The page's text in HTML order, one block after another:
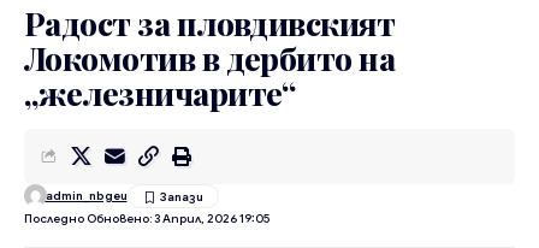
Радост за пловдивският
Локомотив в дербито на
„железничарите“
Последно Обновено: 3 Април, 2026 19:05
admin_nbgeu